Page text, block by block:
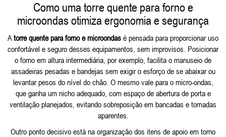
Como uma torre quente para forno e
microondas otimiza ergonomia e segurança
Atorre quente para forno e microondas é pensada para proporcionar uso
confortável e seguro desses equipamentos, sem improvisos. Posicionar
o forno em altura intermediária, por exemplo, facilita o manuseio de
assadeiras pesadas e bandejas sem exigir o esforço de se abaixar ou
levantar pesos do nível do chão. O mesmo vale para o micro-ondas,
que ganha um nicho adequado, com espaço de abertura de porta e
ventilação planejados, evitando sobreposição em bancadas e tomadas
aparentes.
Outro ponto decisivo está na organização dos itens de apoio em torno